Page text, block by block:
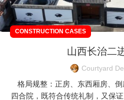
CONSTRUCTION CASES
山西长治二
Courtyard
格局规整：正房、东西厢房、
四合院，既符合传统礼制，又保